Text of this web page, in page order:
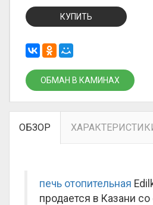
КУПИТЬ
ОБМАН В КАМИНАХ
ОБЗОР
печь отопительная
продается в Казани со